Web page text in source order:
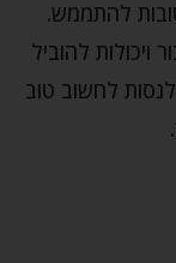
להתממש.
להוביל
לחשוב טוב